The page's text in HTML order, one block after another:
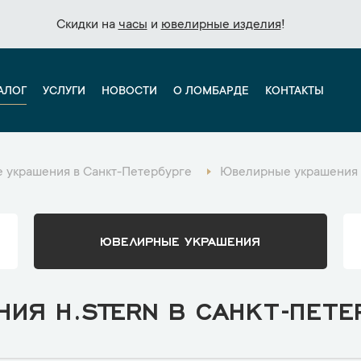
Скидки на часы и ювелирные изделия!
Скидки на часы и ювелирные изделия!
УСЛУГИ НОВОСТИ О ЛОМБАРДЕ КОНТАКТЫ
в Санкт-Петербурге Ювелирные украшения
ЮВЕЛИРНЫЕ УКРАШЕНИЯ
H.STERN В САНКТ-